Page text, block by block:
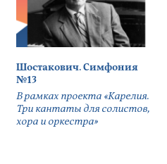
Шостакович. Симфония
№13
В рамках проекта «Карелия.
Три кантаты для солистов,
хора и оркестра»